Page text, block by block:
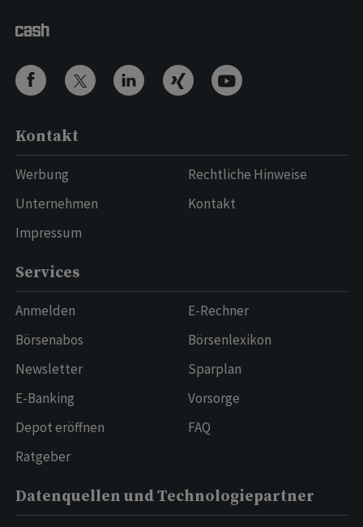
Kontakt
Werbung
Unternehmen
Impressum
Rechtliche Hinweise
Kontakt
Services
Anmelden
Börsenabos
Newsletter
E-Banking
Depot eröffnen
Ratgeber
E-Rechner
Börsenlexikon
Sparplan
Vorsorge
FAQ
Datenquellen und Technologiepartner